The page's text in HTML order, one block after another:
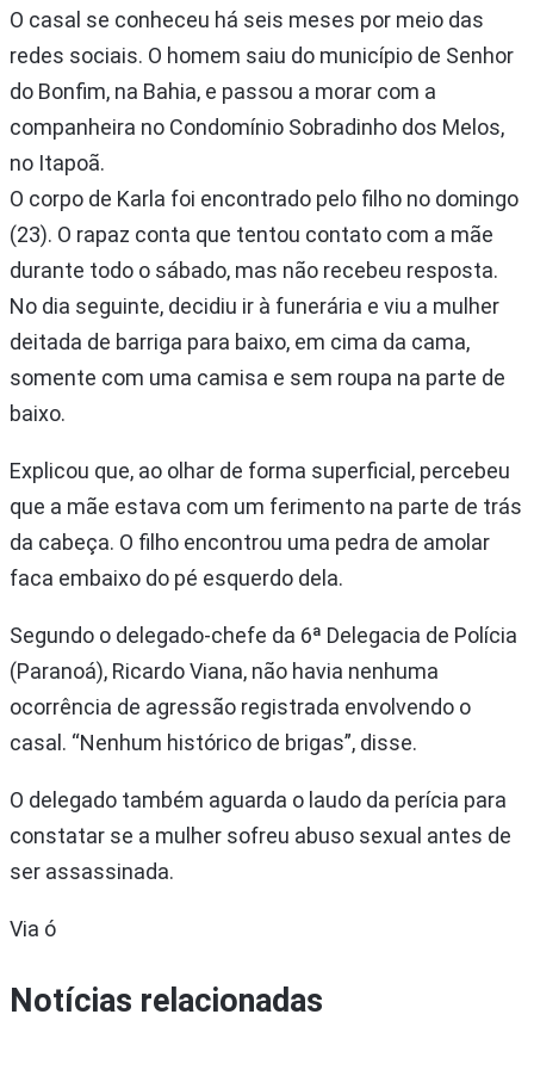
O casal se conheceu há seis meses por meio das
redes sociais. O homem saiu do município de Senhor
do Bonfim, na Bahia, e passou a morar com a
companheira no Condomínio Sobradinho dos Melos,
no Itapoã.
O corpo de Karla foi encontrado pelo filho no domingo
(23). O rapaz conta que tentou contato com a mãe
durante todo o sábado, mas não recebeu resposta.
No dia seguinte, decidiu ir à funerária e viu a mulher
deitada de barriga para baixo, em cima da cama,
somente com uma camisa e sem roupa na parte de
baixo.
Explicou que, ao olhar de forma superficial, percebeu
que a mãe estava com um ferimento na parte de trás
da cabeça. O filho encontrou uma pedra de amolar
faca embaixo do pé esquerdo dela.
Segundo o delegado-chefe da 6ª Delegacia de Polícia
(Paranoá), Ricardo Viana, não havia nenhuma
ocorrência de agressão registrada envolvendo o
casal. “Nenhum histórico de brigas”, disse.
O delegado também aguarda o laudo da perícia para
constatar se a mulher sofreu abuso sexual antes de
ser assassinada.
Via ó
Notícias relacionadas